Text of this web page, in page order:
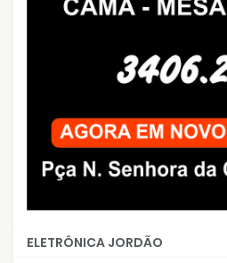
ELETRÔNICA JORDÃO